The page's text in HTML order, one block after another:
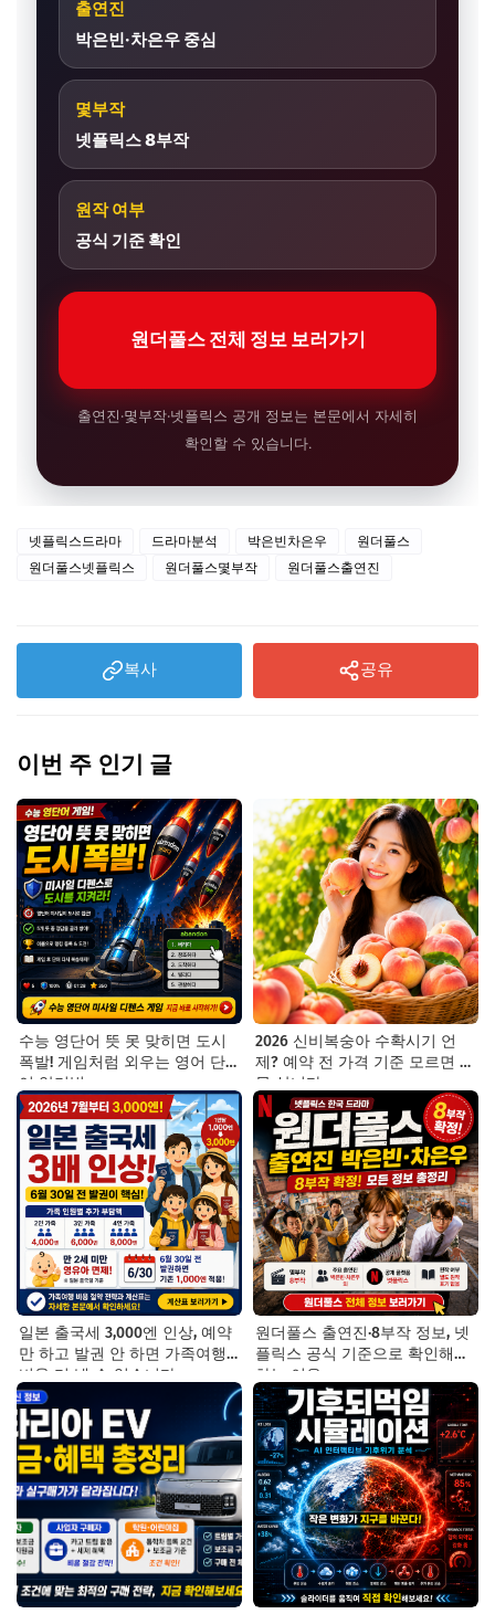
출연진
박은빈·차은우 중심
몇부작
넷플릭스 8부작
원작 여부
공식 기준 확인
원더풀스 전체 정보 보러가기
출연진·몇부작·넷플릭스 공개 정보는 본문에서 자세히
확인할 수 있습니다.
넷플릭스드라마 드라마분석 박은빈차은우
원더풀스
원더풀스넷플릭스
원더풀스몇부작 원더풀스출연진
복사 공유
이번 주 인기 글
수능 영단어 뜻 못 맞히면 도시
폭발! 게임처럼 외우는 영어 단
어 암기법
2026 신비복숭아 수확시기 언
제? 예약 전 가격 기준 모르면 잘
못 삽니다
일본 출국세 3,000엔 인상, 예약
만 하고 발권 안 하면 가족여행
비용 더 낼 수 있습니다
원더풀스 출연진·8부작 정보, 넷
플릭스 공식 기준으로 확인해야
하는 이유